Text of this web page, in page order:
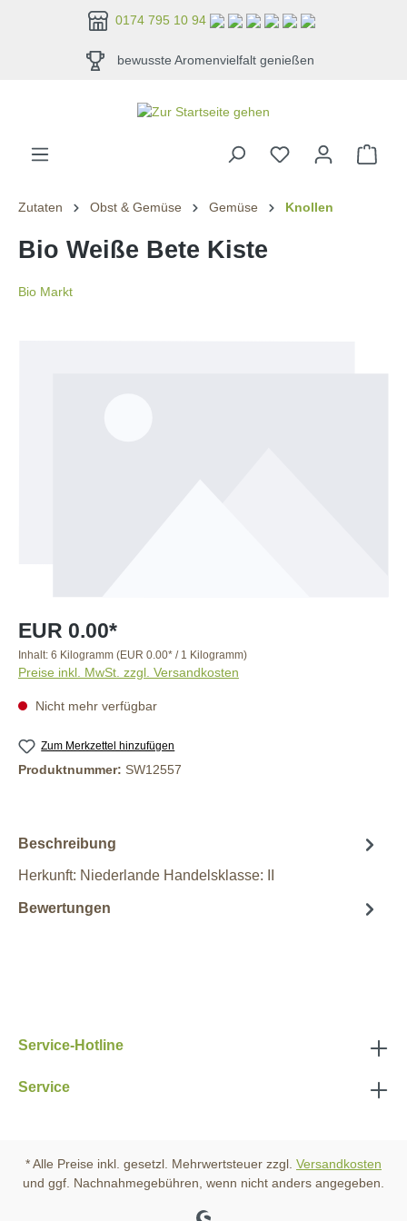
0174 795 10 94
bewusste Aromenvielfalt genießen
Zutaten Obst & Gemüse Gemüse Knollen
Bio Weiße Bete Kiste
Bio Markt
EUR 0.00*
Inhalt: 6 Kilogramm (EUR 0.00* / 1 Kilogramm)
Preise inkl. MwSt. zzgl. Versandkosten
Nicht mehr verfügbar
Zum Merkzettel hinzufügen
Produktnummer: SW12557
Beschreibung
Herkunft: Niederlande Handelsklasse: II
Bewertungen
Service-Hotline
Service
* Alle Preise inkl. gesetzl. Mehrwertsteuer zzgl. Versandkosten
und ggf. Nachnahmegebühren, wenn nicht anders angegeben.